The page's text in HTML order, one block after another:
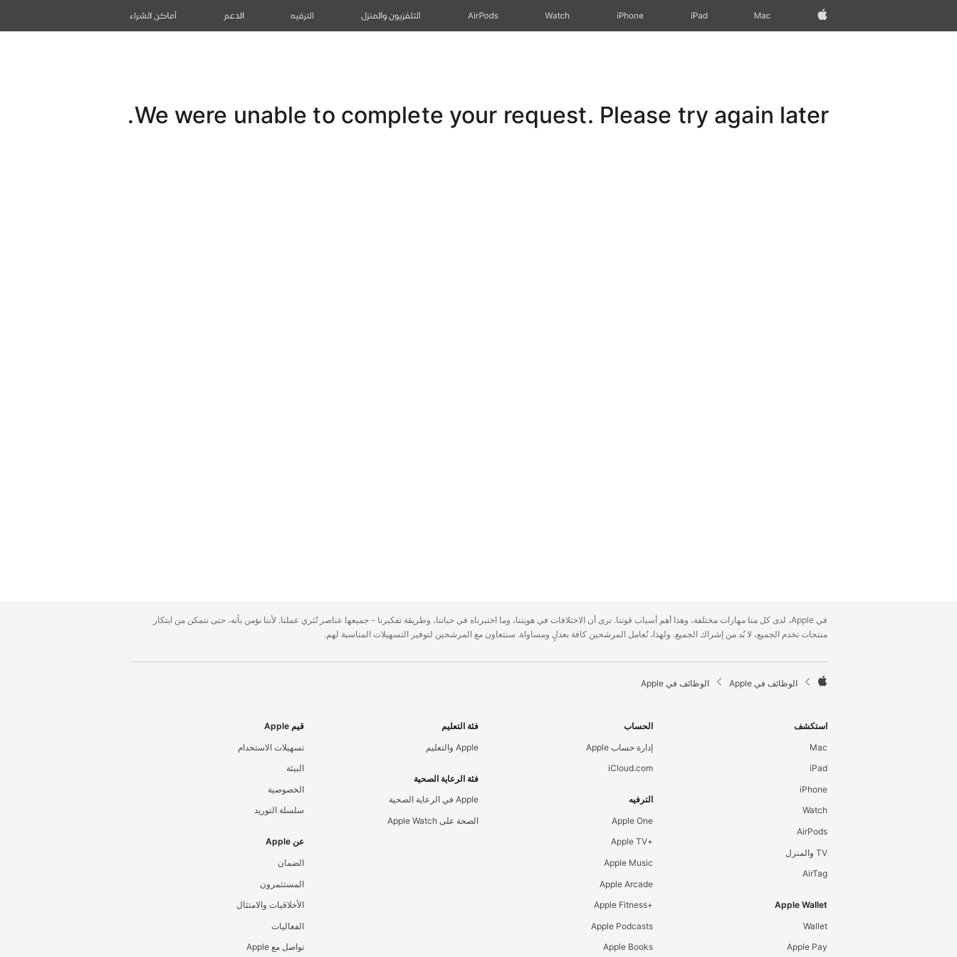
Apple‏
Mac
iPad‏
iPhone
Watch
AirPods التلفزيون والمنزل الترفيه الدعم أماكن الشراء
We were unable to complete your request. Please try again later.
p
p
e
F
t
r
في Apple، لدى كل منا مهارات مختلفة، وهذا أهم أسباب قوتنا. نرى أن الاختلافات في هويتنا، وما اختبرناه في حياتنا، وطريقة تفكيرنا - جميعها عناصر تُثري عملنا. لأننا نؤمن بأنه، حتى نتمكن من ابتكار
منتجات تخدم الجميع، لا بُد من إشراك الجميع. ولهذا، نُعامل المرشحين كافة بعدلٍ ومساواة. سنتعاون مع المرشحين لتوفير التسهيلات المناسبة لهم.

p
e
الوظائف في Apple الوظائف في Apple
استكشف
Mac
iPad
iPhone
Watch
AirPods
TV والمنزل
AirTag
Apple Wallet
Wallet
Apple Pay
الحساب
إدارة حساب Apple
iCloud.com
الترفيه
Apple One
+Apple TV
Apple Music
Apple Arcade
+Apple Fitness
Apple Podcasts
Apple Books
فئة التعليم
Apple والتعليم
فئة الرعاية الصحية
Apple في الرعاية الصحية
الصحة على Apple Watch
قيم Apple
تسهيلات الاستخدام
البيئة
الخصوصية
سلسلة التوريد
عن Apple
الضمان
المستثمرون
الأخلاقيات والامتثال
الفعاليات
تواصل مع Apple